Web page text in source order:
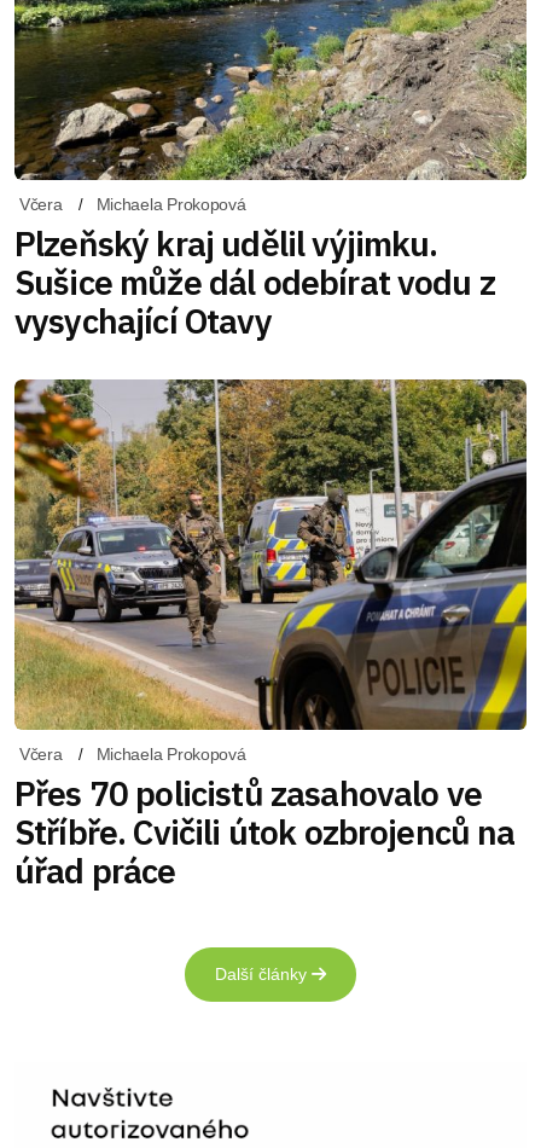
Včera Michaela Prokopová
Plzeňský kraj udělil výjimku.
Sušice může dál odebírat vodu z
vysychající Otavy
Včera Michaela Prokopová
Přes 70 policistů zasahovalo ve
Stříbře. Cvičili útok ozbrojenců na
úřad práce
Další články